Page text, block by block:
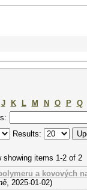
J K L M N O P
Q
Results:
showing items 1-2 of 2
a kovových
, 2025-01-02)